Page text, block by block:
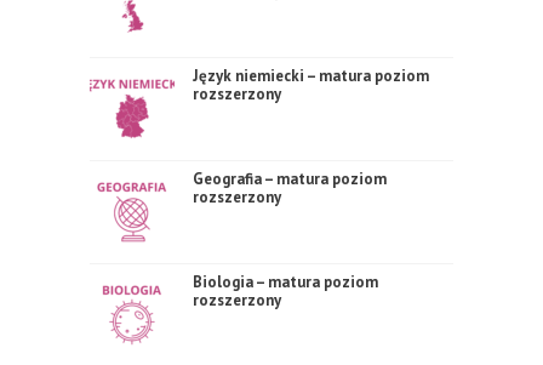
Język niemiecki – matura poziom
rozszerzony
Geografia – matura poziom
rozszerzony
Biologia – matura poziom
rozszerzony